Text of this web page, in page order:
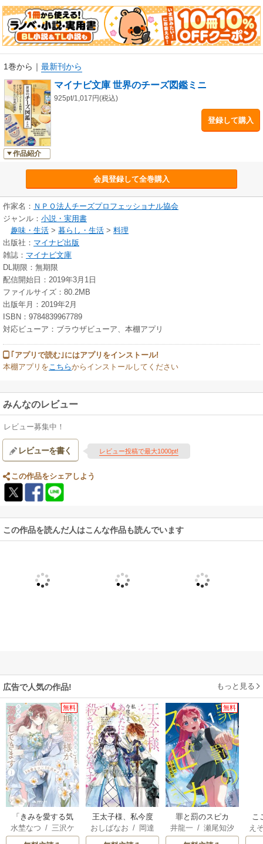
これだけ多様なチーズが世界に存在しているのは、チーズの原料、製法、
食べ方が、土地それぞれのテロワール(風土)と文化を色濃く反映しているか
らです。
そこで本書では、世界各地の特徴的なチーズを、国別、地域別に紹介しま
知れば知るほどおいしくなる、チーズの奥深い世界へとご案内します。
◎ NPO法人 チーズプロフェッショナル協会(C.P.A)
チーズを食卓に定着させるため、また健康増進に寄与するために、チーズ
の正しい知識や技術を提供したり、日本独自のチーズ文化を創るなどの活
動を行なっている。
チーズ検定「コラムード・オブ・チーズ」主催。
また、年間を通じ、チーズを楽しむためのイベントも数多く開催してい
1巻から ｜ 最新刊から
作品紹介
マイナビ文庫 世界のチーズ図鑑ミニ
925pt/1,017円(税込)
登録して購入
会員登録して全巻購入
作家名： ＮＰＯ法人チーズプロフェッショナル協会
ジャンル： 小説・実用書
趣味・生活 > 暮らし・生活 > 料理
出版社： マイナビ出版
雑誌： マイナビ文庫
DL期限：無期限
配信開始日：2019年3月1日
ファイルサイズ：80.2MB
出版年月：2019年2月
ISBN：9784839967789
対応ビューア：ブラウザビューア、本棚アプリ
｢アプリで読む｣にはアプリをインストール!
本棚アプリをこちらからインストールしてください
みんなのレビュー
レビュー募集中！
レビューを書く レビュー投稿で最大1000pt!
この作品をシェアしよう
この作品を読んだ人はこんな作品も読んでいます
広告で人気の作品! もっと見る
無料
「きみを愛する気
はない」と言った
次期公爵様がなぜ
水埜なつ /三沢ケ
イ
王太子様、私今度
こそあなたに殺さ
れたくないんで
おしばなお / 岡達
英茉
/ 先崎真琴
無料
罪と罰のスピカ
井龍一 /瀬尾知汐
こ
先
え